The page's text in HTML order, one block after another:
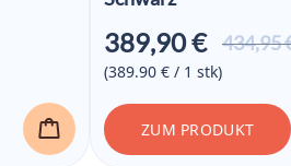
434,95
389,90€
(389.90 € / 1 stk)
ZUM PRODUKT